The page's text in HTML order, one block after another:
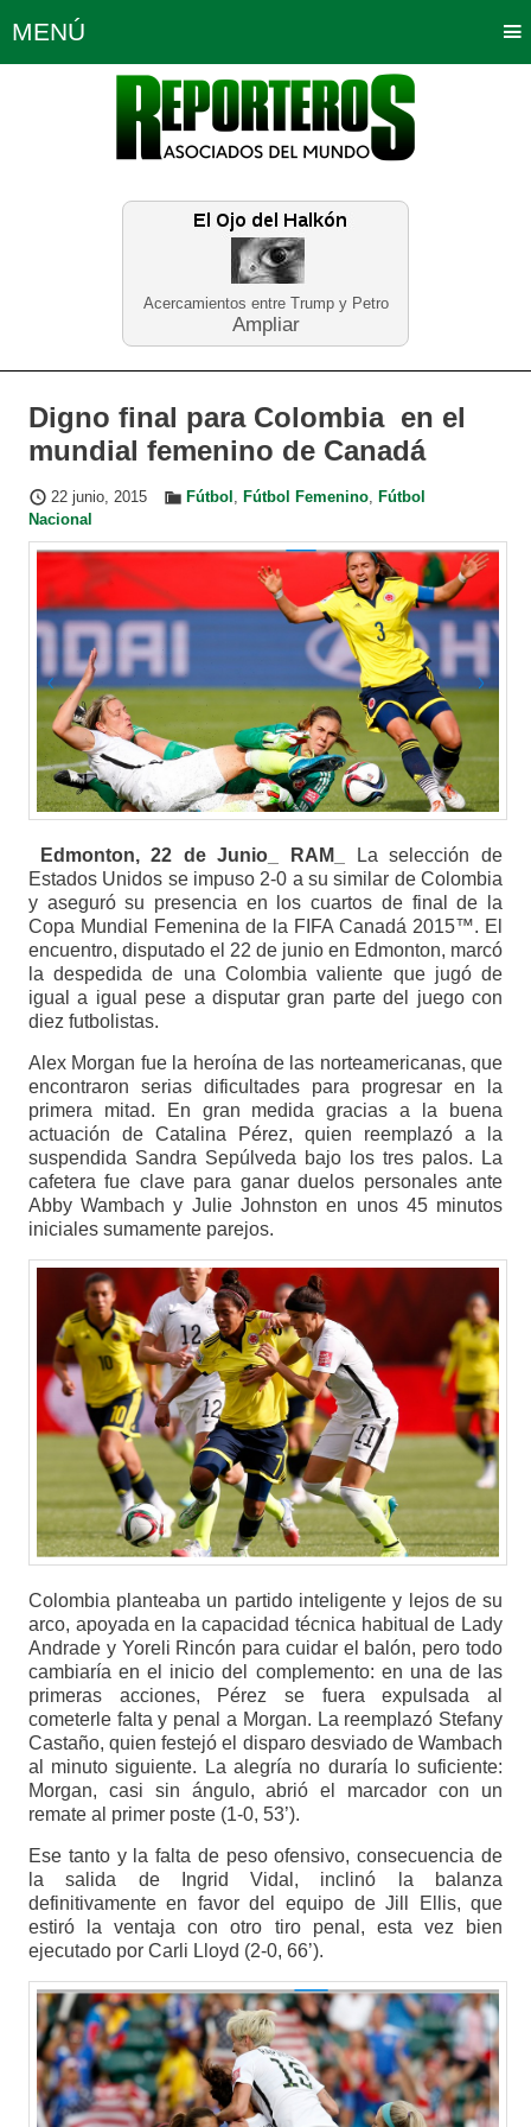
Acercamientos entre Trump y Petro
Ampliar
MENÚ
Política Opinión Bogotá
Planeta Tierra Deportes
Educación Neira
Digno final para Colombia en el
mundial femenino de Canadá
22 junio, 2015 Fútbol , Fútbol Femenino, Fútbol
Nacional
Edmonton, 22 de Junio_ RAM_
La selección de
Estados Unidos se impuso 2-0 a su similar de Colombia
y aseguró su presencia en los cuartos de final de la
Copa Mundial Femenina de la FIFA Canadá 2015™. El
encuentro, disputado el 22 de junio en Edmonton, marcó
la despedida de una Colombia valiente que jugó de
igual a igual pese a disputar gran parte del juego con
diez futbolistas.
Alex Morgan fue la heroína de las norteamericanas, que
encontraron serias dificultades para progresar en la
primera mitad. En gran medida gracias a la buena
actuación de Catalina Pérez, quien reemplazó a la
suspendida Sandra Sepúlveda bajo los tres palos. La
cafetera fue clave para ganar duelos personales ante
Abby Wambach y Julie Johnston en unos 45 minutos
iniciales sumamente parejos.
Colombia planteaba un partido inteligente y lejos de su
arco, apoyada en la capacidad técnica habitual de Lady
Andrade y Yoreli Rincón para cuidar el balón, pero todo
cambiaría en el inicio del complemento: en una de las
primeras acciones, Pérez se fuera expulsada al
cometerle falta y penal a Morgan. La reemplazó Stefany
Castaño, quien festejó el disparo desviado de Wambach
al minuto siguiente. La alegría no duraría lo suficiente:
Morgan, casi sin ángulo, abrió el marcador con un
remate al primer poste (1-0, 53’).
Ese tanto y la falta de peso ofensivo, consecuencia de
la salida de Ingrid Vidal, inclinó la balanza
definitivamente en favor del equipo de Jill Ellis, que
estiró la ventaja con otro tiro penal, esta vez bien
ejecutado por Carli Lloyd (2-0, 66’).